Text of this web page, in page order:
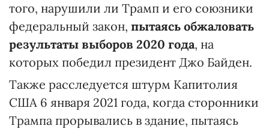
того, нарушили ли Трамп и его союзники
федеральный закон, пытаясь обжаловать
результаты выборов 2020 года, на
которых победил президент Джо Байден.
Также расследуется штурм Капитолия
США 6 января 2021 года, когда сторонники
Трампа прорывались в здание, пытаясь